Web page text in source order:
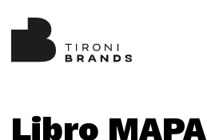
Libro MAPA